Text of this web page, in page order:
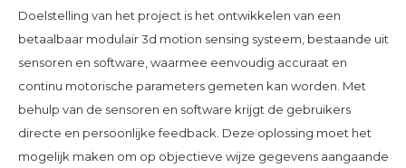
Doelstelling van het project is het ontwikkelen van een
betaalbaar modulair 3d motion sensing systeem, bestaande uit
sensoren en software, waarmee eenvoudig accuraat en
continu motorische parameters gemeten kan worden. Met
behulp van de sensoren en software krijgt de gebruikers
directe en persoonlijke feedback. Deze oplossing moet het
mogelijk maken om op objectieve wijze gegevens aangaande